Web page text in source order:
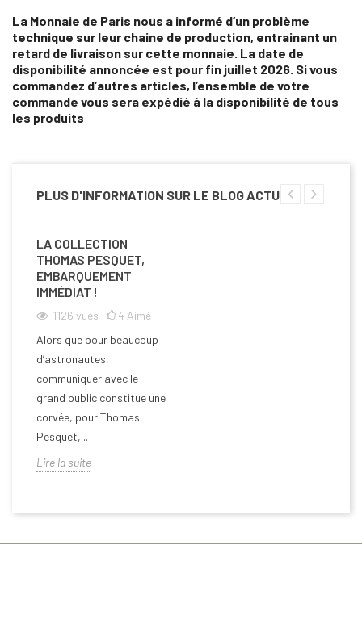
La Monnaie de Paris nous a informé d’un problème
technique sur leur chaine de production, entrainant un
retard de livraison sur cette monnaie. La date de
disponibilité annoncée est pour fin juillet 2026. Si vous
commandez d’autres articles, l’ensemble de votre
commande vous sera expédié à la disponibilité de tous
les produits
PLUS D'INFORMATION SUR LE BLOG ACTU
LA COLLECTION
THOMAS PESQUET,
EMBARQUEMENT
IMMÉDIAT !
1126 vues 4 Aimé
Alors que pour beaucoup
d’astronautes,
communiquer avec le
grand public constitue une
corvée, pour Thomas
Pesquet,...
Lire la suite